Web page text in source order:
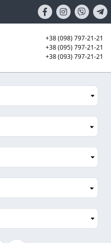
+38 (098) 797-21-21
+38 (095) 797-21-21
+38 (093) 797-21-21